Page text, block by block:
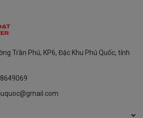
Trần Phú, KP6, Đặc Khu Phú Quốc, tỉnh